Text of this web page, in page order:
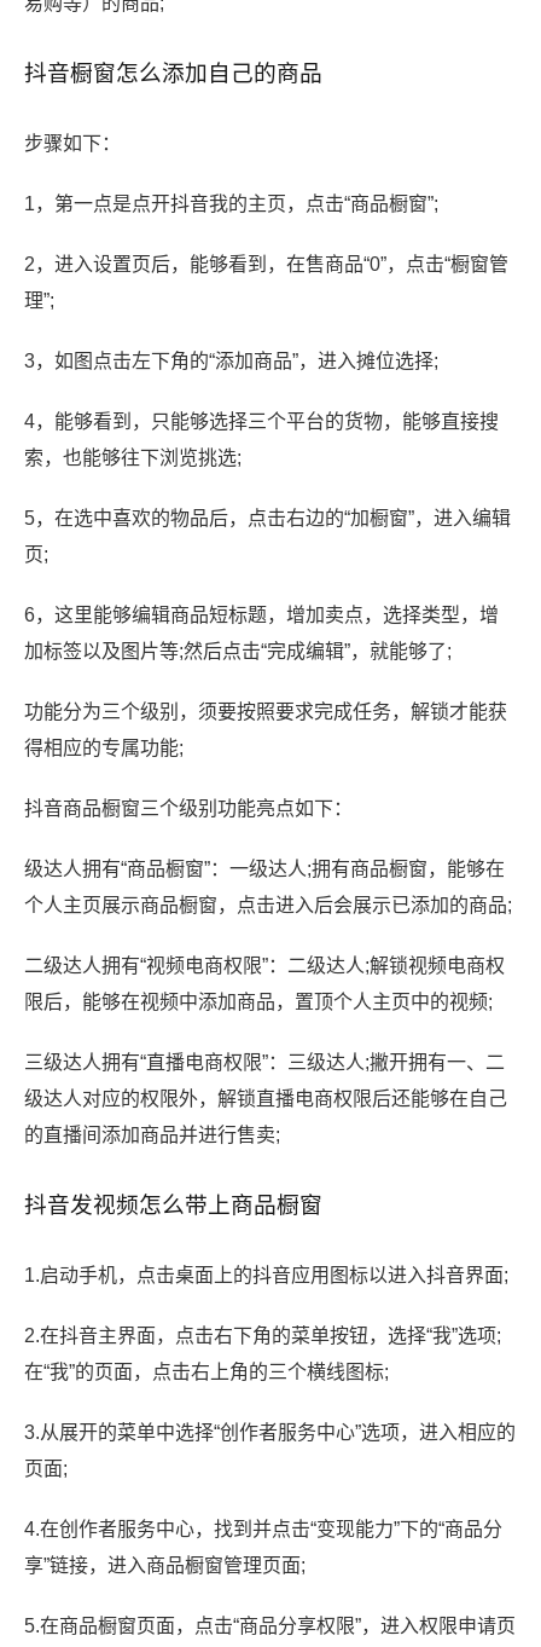
抖音橱窗怎么添加自己的商品
步骤如下：
1，第一点是点开抖音我的主页，点击“商品橱窗”;
2，进入设置页后，能够看到，在售商品“0”，点击“橱窗管
理”;
3，如图点击左下角的“添加商品”，进入摊位选择;
4，能够看到，只能够选择三个平台的货物，能够直接搜
索，也能够往下浏览挑选;
5，在选中喜欢的物品后，点击右边的“加橱窗”，进入编辑
页;
6，这里能够编辑商品短标题，增加卖点，选择类型，增
加标签以及图片等;然后点击“完成编辑”，就能够了;
功能分为三个级别，须要按照要求完成任务，解锁才能获
得相应的专属功能;
抖音商品橱窗三个级别功能亮点如下：
级达人拥有“商品橱窗”：一级达人;拥有商品橱窗，能够在
个人主页展示商品橱窗，点击进入后会展示已添加的商品;
二级达人拥有“视频电商权限”：二级达人;解锁视频电商权
限后，能够在视频中添加商品，置顶个人主页中的视频;
三级达人拥有“直播电商权限”：三级达人;撇开拥有一、二
级达人对应的权限外，解锁直播电商权限后还能够在自己
的直播间添加商品并进行售卖;
抖音发视频怎么带上商品橱窗
1.启动手机，点击桌面上的抖音应用图标以进入抖音界面;
2.在抖音主界面，点击右下角的菜单按钮，选择“我”选项;
在“我”的页面，点击右上角的三个横线图标;
3.从展开的菜单中选择“创作者服务中心”选项，进入相应的
页面;
4.在创作者服务中心，找到并点击“变现能力”下的“商品分
享”链接，进入商品橱窗管理页面;
5.在商品橱窗页面，点击“商品分享权限”，进入权限申请页